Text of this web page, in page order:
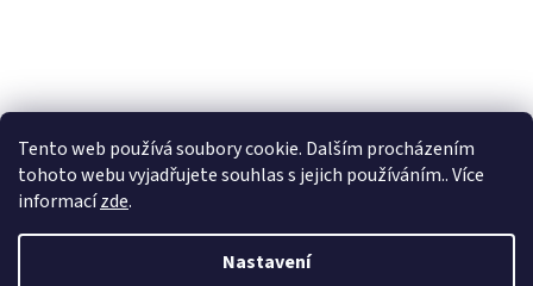
Tento web používá soubory cookie. Dalším procházením
tohoto webu vyjadřujete souhlas s jejich používáním.. Více
informacízde.
Nastavení
Vytvořil Shoptet